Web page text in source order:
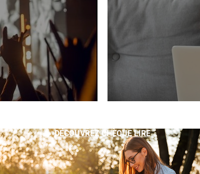
DÉCOUVREZ CHÈQUE LIRE